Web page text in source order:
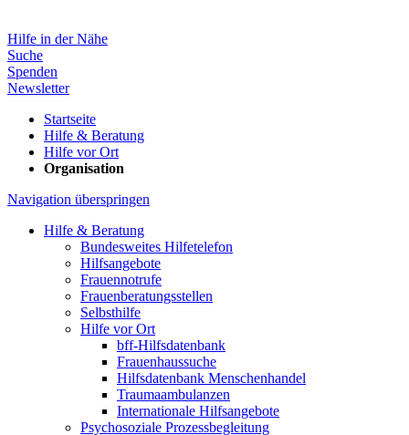
Hilfe in der Nähe
Suche
Spenden
Newsletter
Startseite
Hilfe & Beratung
Hilfe vor Ort
Organisation
Navigation überspringen
Hilfe & Beratung
Bundesweites Hilfetelefon
Hilfsangebote
Frauennotrufe
Frauenberatungsstellen
Selbsthilfe
Hilfe vor Ort
bff-Hilfsdatenbank
Frauenhaussuche
Hilfsdatenbank Menschenhandel
Traumaambulanzen
Internationale Hilfsangebote
Psychosoziale Prozessbegleitung